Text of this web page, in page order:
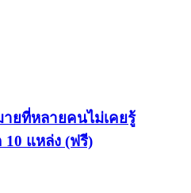
ยที่หลายคนไม่เคยรู้
แหล่ง (ฟรี)